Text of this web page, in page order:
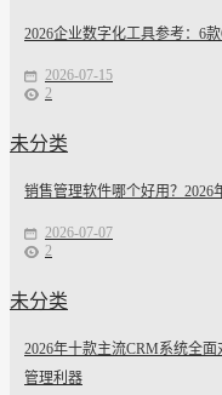
2026企业数字化工具参考：6
2026-07-15
2
未分类
销售管理软件哪个好用？2026
2026-07-07
2
未分类
2026年十款主流CRM系统全
管理利器